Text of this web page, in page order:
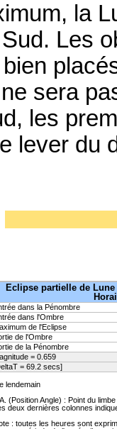
la
Les
sera
les
lever du
Eclipse partielle de
dans la Pénombre
dans l'Ombre
de l'Eclipse
de l'Ombre
de la Pénombre
= 0.659
= 69.2 secs]
lendemain
(Position Angle) : Point du
deux dernières colonnes
: toutes les heures sont